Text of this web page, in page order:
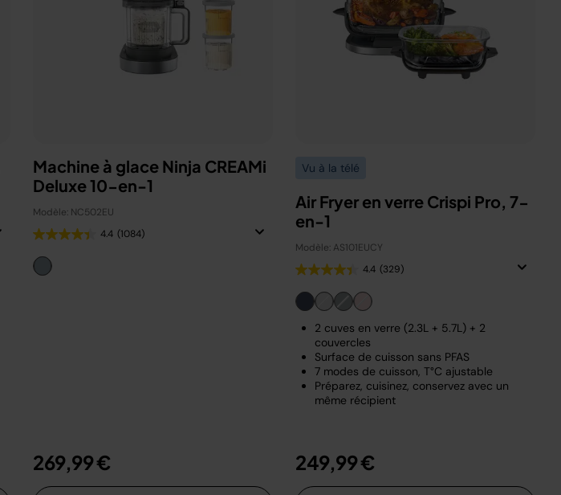
Machine à glace Ninja CREAMi
Deluxe 10-en-1
Modèle: NC502EU
4.4 (1084)
269,99 €
Vu à la télé
Air Fryer en verre Crispi Pro, 7-
en-1
Modèle: AS101EUCY
4.4 (329)
2 cuves en verre (2.3L + 5.7L) + 2
couvercles
Surface de cuisson sans PFAS
7 modes de cuisson, T°C ajustable
Préparez, cuisinez, conservez avec un
même récipient
249,99 €